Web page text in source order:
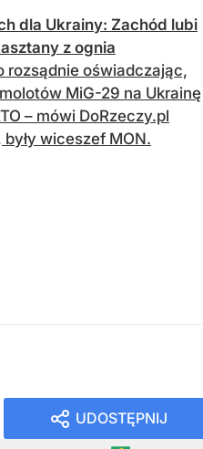
dla Ukrainy: Zachód lubi
z ognia
rozsądnie oświadczając,
MiG-29 na Ukrainę
– mówi DoRzeczy.pl
wiceszef MON.
UDOSTĘPNIJ